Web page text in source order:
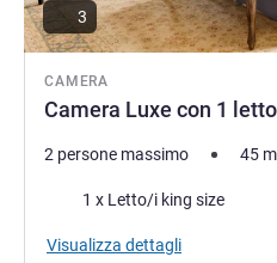
CAMERA
Camera Luxe con 1
3
2 persone massimo 45
Biancheria da letto
1 x Letto/i king size
Visualizza dettagli